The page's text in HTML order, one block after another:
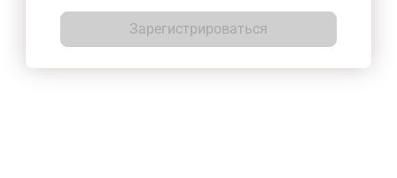
Зарегистрироваться